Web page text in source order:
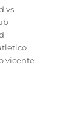
vs
vicente